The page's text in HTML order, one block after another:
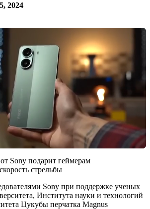
2024
Sony при поддержке ученых
Института науки и технологий
Цукубы перчатка Magnus